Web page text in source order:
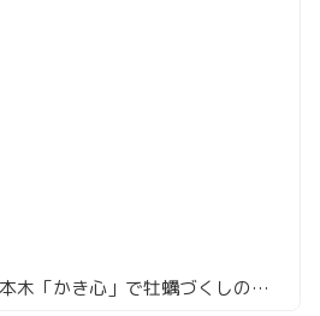
牡蠣愛溢れる一夜！六本木「かき心」で牡蠣づくしのコースを堪能